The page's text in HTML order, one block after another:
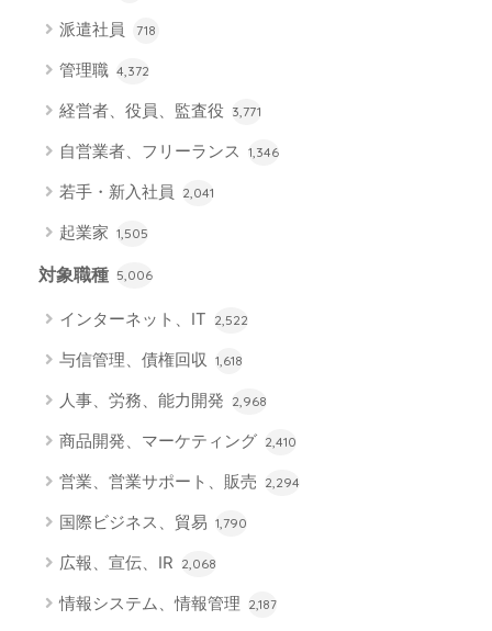
派遣社員 718
管理職 4,372
経営者、役員、監査役 3,771
自営業者、フリーランス 1,346
若手・新入社員 2,041
起業家 1,505
対象職種 5,006
インターネット、IT 2,522
与信管理、債権回収 1,618
人事、労務、能力開発 2,968
商品開発、マーケティング 2,410
営業、営業サポート、販売 2,294
国際ビジネス、貿易 1,790
広報、宣伝、IR 2,068
情報システム、情報管理 2,187